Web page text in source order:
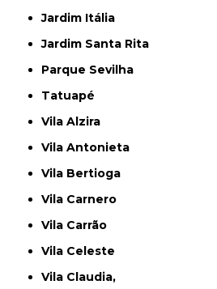
Jardim Itália
Jardim Santa Rita
Parque Sevilha
Tatuapé
Vila Alzira
Vila Antonieta
Vila Bertioga
Vila Carnero
Vila Carrão
Vila Celeste
Vila Claudia,